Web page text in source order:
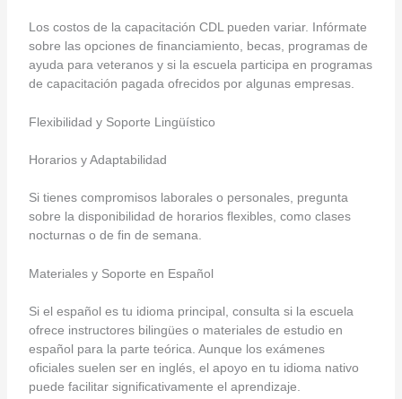
Los costos de la capacitación CDL pueden variar. Infórmate
sobre las opciones de financiamiento, becas, programas de
ayuda para veteranos y si la escuela participa en programas
de capacitación pagada ofrecidos por algunas empresas.
Flexibilidad y Soporte Lingüístico
Horarios y Adaptabilidad
Si tienes compromisos laborales o personales, pregunta
sobre la disponibilidad de horarios flexibles, como clases
nocturnas o de fin de semana.
Materiales y Soporte en Español
Si el español es tu idioma principal, consulta si la escuela
ofrece instructores bilingües o materiales de estudio en
español para la parte teórica. Aunque los exámenes
oficiales suelen ser en inglés, el apoyo en tu idioma nativo
puede facilitar significativamente el aprendizaje.